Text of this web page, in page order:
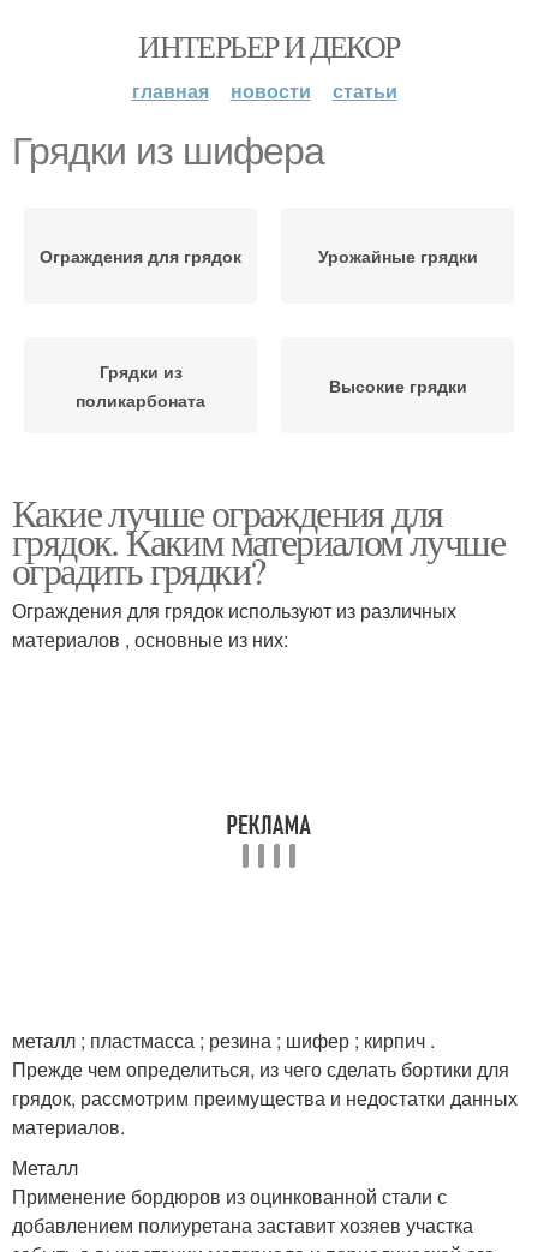
ИНТЕРЬЕР И ДЕКОР
главная новости статьи
Грядки из шифера
Ограждения для грядок Урожайные грядки
Грядки из
поликарбоната
Высокие грядки
Какие лучше ограждения для
грядок. Каким материалом лучше
оградить грядки?
Ограждения для грядок используют из различных
материалов , основные из них:
металл ; пластмасса ; резина ; шифер ; кирпич .
Прежде чем определиться, из чего сделать бортики для
грядок, рассмотрим преимущества и недостатки данных
материалов.
Металл
Применение бордюров из оцинкованной стали с
добавлением полиуретана заставит хозяев участка